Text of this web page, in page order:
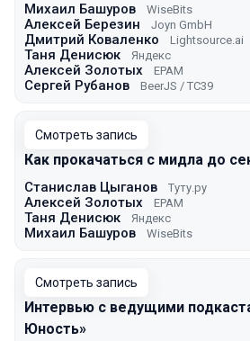
Михаил Башуров WiseBits
Алексей Березин Joyn GmbH
Дмитрий Коваленко Lightsource.ai
Таня Денисюк Яндекс
Алексей Золотых EPAM
Сергей Рубанов BeerJS / TC39
Смотреть запись
Как прокачаться с мидла до
Станислав Цыганов Туту.ру
Алексей Золотых EPAM
Таня Денисюк Яндекс
Михаил Башуров WiseBits
Смотреть запись
Интервью с ведущими
Юность»